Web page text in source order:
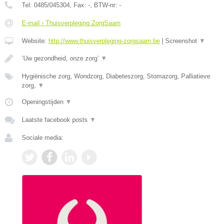
Tel: 0485/045304, Fax: -, BTW-nr: -
E-mail › Thuisverpleging ZorgSaam
Website: http://www.thuisverpleging-zorgsaam.be Screenshot ▼
‘Uw gezondheid, onze zorg’ ▼
Hygiënische zorg, Wondzorg, Diabeteszorg, Stomazorg, Palliatieve
zorg, ▼
Openingstijden ▼
Laatste facebook posts ▼
Sociale media: